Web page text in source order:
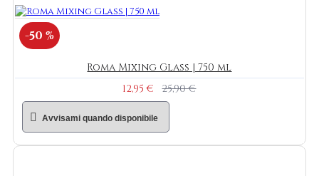
-50 %
Roma Mixing Glass | 750 ml
12,95 €
25,90 €
Avvisami quando disponibile